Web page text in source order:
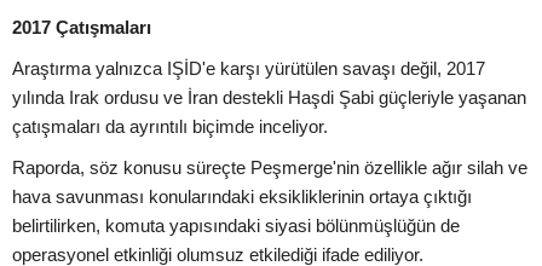
2017 Çatışmaları
Araştırma yalnızca IŞİD'e karşı yürütülen savaşı değil, 2017
yılında Irak ordusu ve İran destekli Haşdi Şabi güçleriyle yaşanan
çatışmaları da ayrıntılı biçimde inceliyor.
Raporda, söz konusu süreçte Peşmerge'nin özellikle ağır silah ve
hava savunması konularındaki eksikliklerinin ortaya çıktığı
belirtilirken, komuta yapısındaki siyasi bölünmüşlüğün de
operasyonel etkinliği olumsuz etkilediği ifade ediliyor.